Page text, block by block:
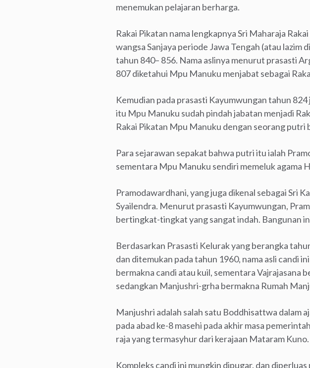
menemukan pelajaran berharga.
Rakai Pikatan nama lengkapnya Sri Maharaja
wangsa Sanjaya periode Jawa Tengah (atau
tahun 840– 856. Nama aslinya menurut prasasti
807 diketahui Mpu Manuku menjabat sebagai
Kemudian pada prasasti Kayumwungan tahun
itu Mpu Manuku sudah pindah jabatan menjadi
Rakai Pikatan Mpu Manuku dengan seorang putri
Para sejarawan sepakat bahwa putri itu ialah
sementara Mpu Manuku sendiri memeluk agama
Pramodawardhani, yang juga dikenal sebagai Sri
Syailendra. Menurut prasasti Kayumwungan,
bertingkat-tingkat yang sangat indah. Bangunan
Berdasarkan Prasasti Kelurak yang berangka
dan ditemukan pada tahun 1960, nama asli candi
bermakna candi atau kuil, sementara
sedangkan Manjushri-grha bermakna Rumah
Manjushri adalah salah satu Boddhisattwa dalam
pada abad ke-8 masehi pada akhir masa
raja yang termasyhur dari kerajaan Mataram Kuno.
Kompleks candi ini mungkin dipugar, dan